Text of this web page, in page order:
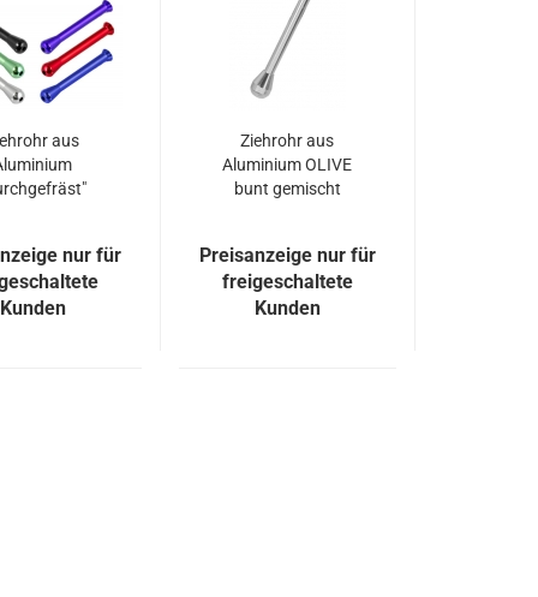
aus
nur für
Kunden
Ziehrohr aus
Aluminium OLIVE
bunt gemischt
Preisanzeige nur für
freigeschaltete
Kunden